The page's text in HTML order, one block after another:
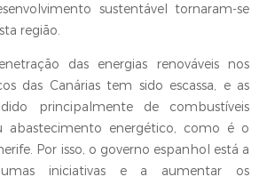
sustentável tornaram-se
região.
das energias renováveis nos
das Canárias tem sido escassa, e as
principalmente de combustíveis
abastecimento energético, como é o
Por isso, o governo espanhol está a
iniciativas e a aumentar os